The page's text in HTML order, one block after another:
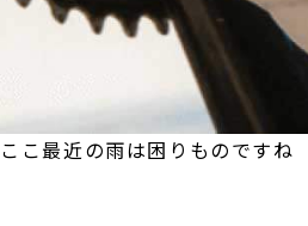
こ最近の雨は困りものですね